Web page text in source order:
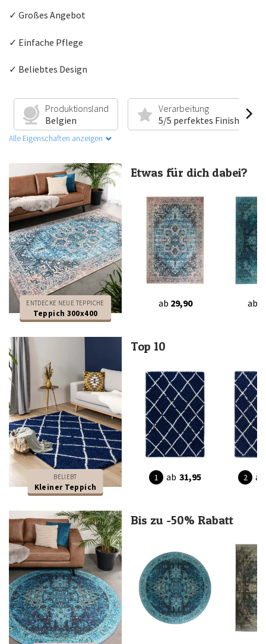
✓ Großes Angebot
✓ Einfache Pflege
✓ Beliebtes Design
Produktionsland
Belgien
Verarbeitung
5/5 perfektes Finish
Alle Eigenschaften anzeigen
ENTDECKE NEUE TEPPICHE
Teppich 300x400
Etwas für dich dabei?
ab 29,90 ab
BELIEBT
Kleiner Teppich
Top 10
ab 31,95 ab
Bis zu -50% Rabatt